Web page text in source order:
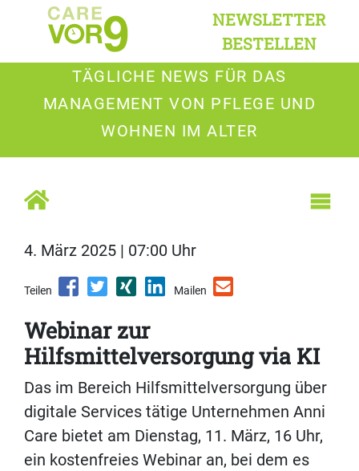
NEWSLETTER
BESTELLEN
TÄGLICHE NEWS FÜR DAS
MANAGEMENT VON PFLEGE UND
WOHNEN IM ALTER
4. März 2025 | 07:00 Uhr
Teilen Mailen
Webinar zur
Hilfsmittelversorgung via KI
Das im Bereich Hilfsmittelversorgung über
digitale Services tätige Unternehmen Anni
Care bietet am Dienstag, 11. März, 16 Uhr,
ein kostenfreies Webinar an, bei dem es